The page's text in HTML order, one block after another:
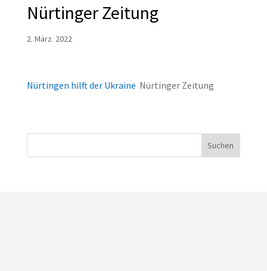
Nürtinger Zeitung
2. März. 2022
Nürtingen hilft der Ukraine Nürtinger Zeitung
Suchen